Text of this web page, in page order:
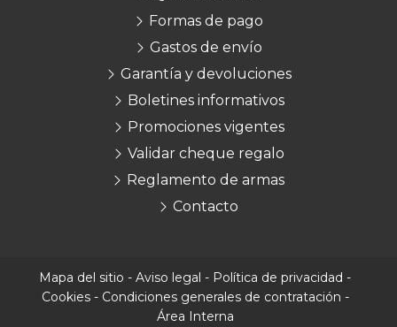
Formas de pago
Gastos de envío
Garantía y devoluciones
Boletines informativos
Promociones vigentes
Validar cheque regalo
Reglamento de armas
Contacto
Mapa del sitio - Aviso legal - Política de privacidad -
Cookies- Condiciones generales de contratación -
Área Interna